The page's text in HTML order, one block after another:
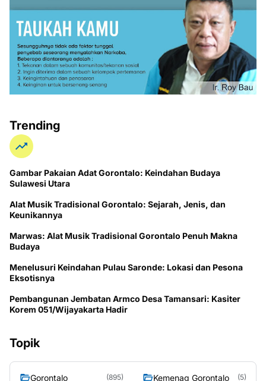
Trending
Gambar Pakaian Adat Gorontalo: Keindahan Budaya
Sulawesi Utara
Alat Musik Tradisional Gorontalo: Sejarah, Jenis, dan
Keunikannya
Marwas: Alat Musik Tradisional Gorontalo Penuh Makna
Budaya
Menelusuri Keindahan Pulau Saronde: Lokasi dan Pesona
Eksotisnya
Pembangunan Jembatan Armco Desa Tamansari: Kasiter
Korem 051/Wijayakarta Hadir
Topik
Gorontalo (895) Kemenag Gorontalo (5)